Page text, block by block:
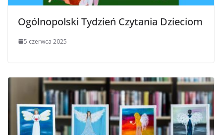
Ogólnopolski Tydzień Czytania Dzieciom
5 czerwca 2025